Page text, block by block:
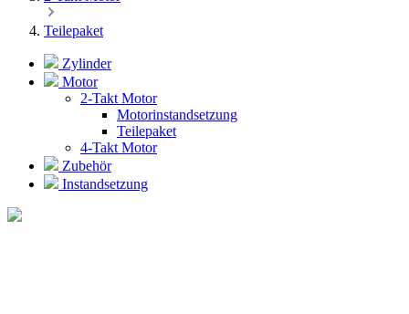
Teilepaket
Zylinder
Motor
2-Takt Motor
Motorinstandsetzung
Teilepaket
4-Takt Motor
Zubehör
Instandsetzung